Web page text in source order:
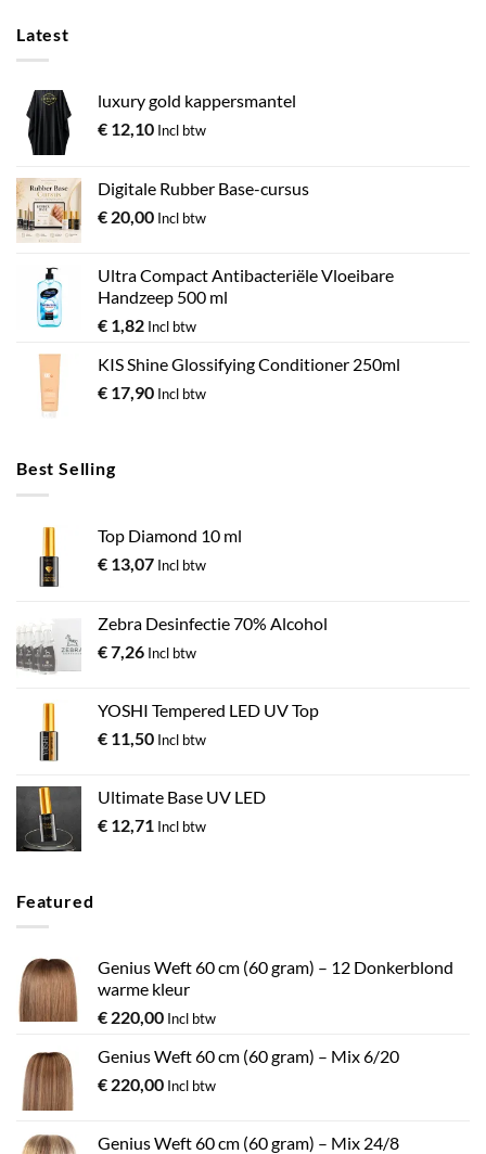
Latest
luxury gold kappersmantel
€ 12,10 Incl btw
Digitale Rubber Base-cursus
€ 20,00 Incl btw
Ultra Compact Antibacteriële Vloeibare
Handzeep 500 ml
€ 1,82 Incl btw
KIS Shine Glossifying Conditioner 250ml
€ 17,90 Incl btw
Best Selling
Top Diamond 10 ml
€ 13,07 Incl btw
Zebra Desinfectie 70% Alcohol
€7,26 Incl btw
YOSHI Tempered LED UV Top
€ 11,50 Incl btw
Ultimate Base UV LED
€ 12,71 Incl btw
Featured
Genius Weft 60 cm (60 gram) – 12 Donkerblond
warme kleur
€ 220,00 Incl btw
Genius Weft 60 cm (60 gram) – Mix 6/20
€ 220,00 Incl btw
Genius Weft 60 cm (60 gram) – Mix 24/8